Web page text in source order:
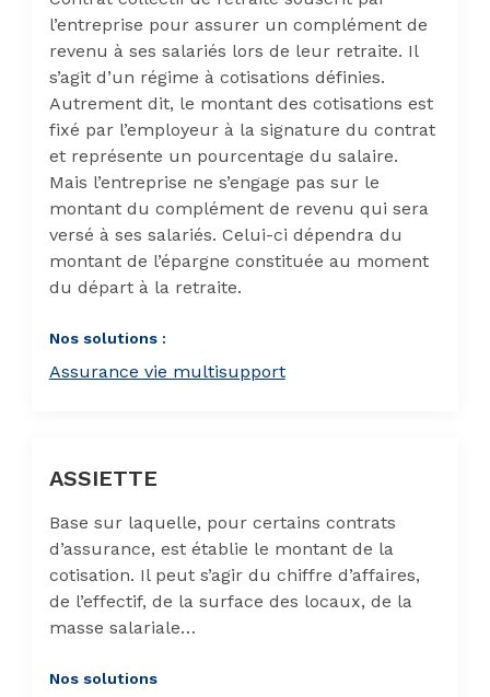
l’entreprise pour assurer un complément de
revenu à ses salariés lors de leur retraite. Il
s’agit d’un régime à cotisations définies.
Autrement dit, le montant des cotisations est
fixé par l’employeur à la signature du contrat
et représente un pourcentage du salaire.
Mais l’entreprise ne s’engage pas sur le
montant du complément de revenu qui sera
versé à ses salariés. Celui-ci dépendra du
montant de l’épargne constituée au moment
du départ à la retraite.
Nos solutions :
Assurance vie multisupport
ASSIETTE
Base sur laquelle, pour certains contrats
d’assurance, est établie le montant de la
cotisation. Il peut s’agir du chiffre d’affaires,
de l’effectif, de la surface des locaux, de la
masse salariale…
Nos solutions